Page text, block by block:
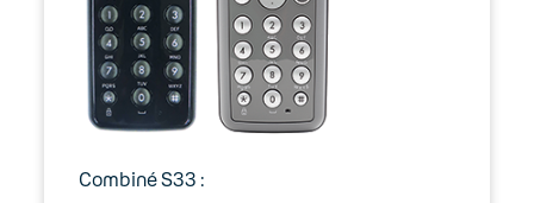
Combiné S33 :